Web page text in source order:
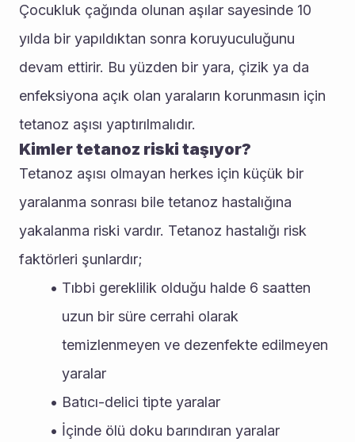
Çocukluk çağında olunan aşılar sayesinde 10
yılda bir yapıldıktan sonra koruyuculuğunu
devam ettirir. Bu yüzden bir yara, çizik ya da
enfeksiyona açık olan yaraların korunmasın için
tetanoz aşısı yaptırılmalıdır.
Kimler tetanoz riski taşıyor?
Tetanoz aşısı olmayan herkes için küçük bir
yaralanma sonrası bile tetanoz hastalığına
yakalanma riski vardır. Tetanoz hastalığı risk
faktörleri şunlardır;
Tıbbi gereklilik olduğu halde 6 saatten
uzun bir süre cerrahi olarak
temizlenmeyen ve dezenfekte edilmeyen
yaralar
Batıcı-delici tipte yaralar
İçinde ölü doku barındıran yaralar